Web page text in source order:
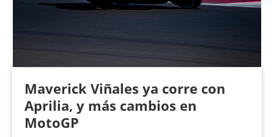
Maverick Viñales ya corre con
Aprilia, y más cambios en
MotoGP